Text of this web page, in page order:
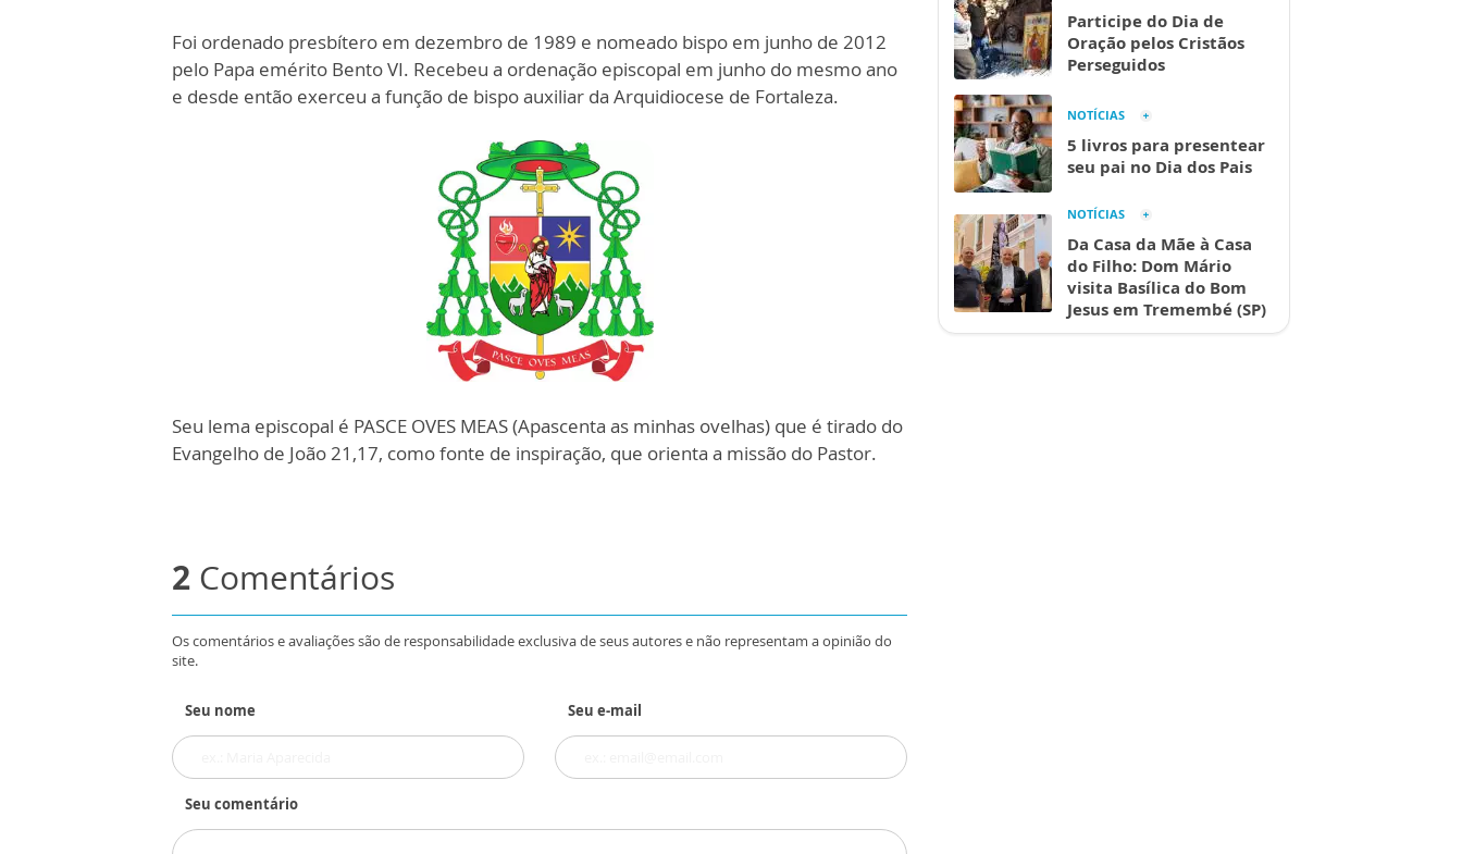
Foi ordenado presbítero em dezembro de 1989 e nomeado bispo em junho de 2012
pelo Papa emérito Bento VI. Recebeu a ordenação episcopal em junho do mesmo ano
e desde então exerceu a função de bispo auxiliar da Arquidiocese de Fortaleza.
Seu lema episcopal é PASCE OVES MEAS (Apascenta as minhas ovelhas) que é tirado do
Evangelho de João 21,17, como fonte de inspiração, que orienta a missão do Pastor.
2 Comentários
Os comentários e avaliações são de responsabilidade exclusiva de seus autores e não representam a opinião do
site.
Seu nome Seu e-mail
Seu comentário
Participe do Dia de
Oração pelos Cristãos
Perseguidos
NOTÍCIAS
5 livros para presentear
seu pai no Dia dos Pais
NOTÍCIAS
Da Casa da Mãe à Casa
do Filho: Dom Mário
visita Basílica do Bom
Jesus em Tremembé (SP)